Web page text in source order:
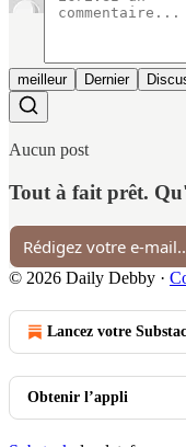
meilleur Dernier
Aucun post
Tout à fait prêt.
© 2026 Daily Debby ·
Lancez votre
Obtenir l’appli